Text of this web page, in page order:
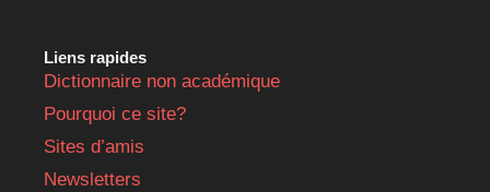
Liens rapides
Dictionnaire non académique
Pourquoi ce site?
Sites d’amis
Newsletters